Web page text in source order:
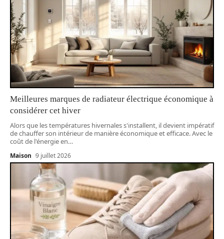
Meilleures marques de radiateur électrique économique à
considérer cet hiver
Alors que les températures hivernales s'installent, il devient impératif
de chauffer son intérieur de manière économique et efficace. Avec le
coût de l'énergie en…
Maison 9 juillet 2026